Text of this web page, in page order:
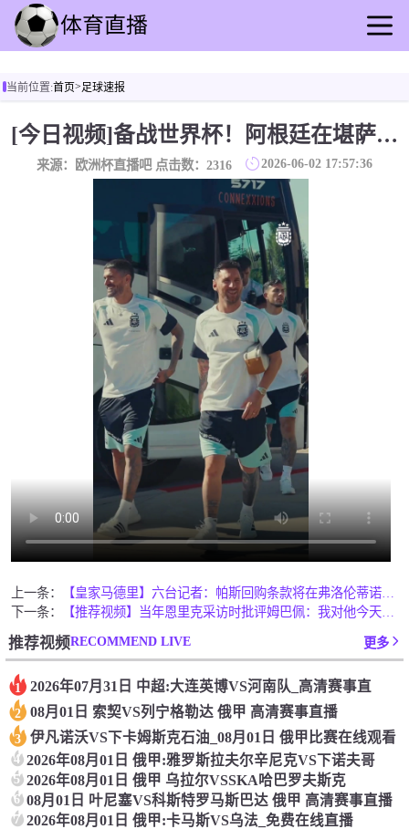
足球直播
篮球直播
足球录播
篮球回放
当前位置:首页>足球速报
[今日视频]备战世界杯！阿根廷在堪萨斯城的首堂训练课
来源：欧洲杯直播吧 点击数： 2316 2026-06-02 17:57:36
上一条：
【皇家马德里】六台记者：帕斯回购条款将在弗洛伦蒂诺赢得选举后
下一条：
【推荐视频】当年恩里克采访时批评姆巴佩：我对他今天的表现不满
推荐视频RECOMMEND LIVE 更多
1 2026年07月31日 中超:大连英博VS河南队_高清赛事直
2 08月01日 索契VS列宁格勒达 俄甲 高清赛事直播
3 伊凡诺沃VS下卡姆斯克石油_08月01日 俄甲比赛在线观看
4 2026年08月01日 俄甲:雅罗斯拉夫尔辛尼克VS下诺夫哥
5 2026年08月01日 俄甲 乌拉尔VSSKA哈巴罗夫斯克
6 08月01日 叶尼塞VS科斯特罗马斯巴达 俄甲 高清赛事直播
7 2026年08月01日 俄甲:卡马斯VS乌法_免费在线直播